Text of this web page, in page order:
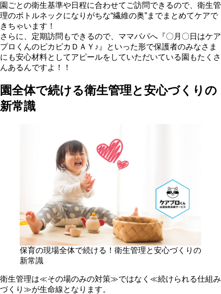
園ごとの衛生基準や日程に合わせてご訪問できるので、衛生管
理のボトルネックになりがちな“繊維の奥”までまとめてケアで
きちゃいます！
さらに、定期訪問もできるので、ママパパへ『〇月〇日はケア
プロくんのピカピカＤＡＹ♪』といった形で保護者のみなさま
にも安心材料としてアピールをしていただいている園もたくさ
んあるんですよ！！
園全体で続ける衛生管理と安心づくりの
新常識
保育の現場全体で続ける！衛生管理と安心づくりの
新常識
衛生管理は≪その場のみの対策≫ではなく≪続けられる仕組み
づくり≫が生命線となります。